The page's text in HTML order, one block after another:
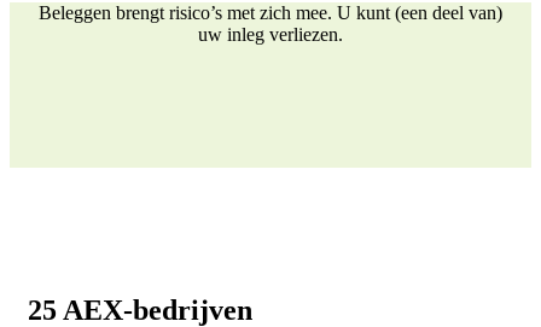
Beleggen brengt risico’s met zich mee. U kunt (een deel van)
uw inleg verliezen.
25 AEX-bedrijven